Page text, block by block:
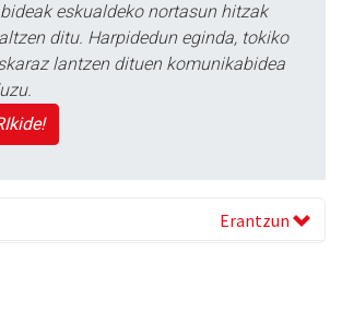
eskualdeko nortasun hitzak
ditu. Harpidedun eginda, tokiko
lantzen dituen komunikabidea
Erantzun